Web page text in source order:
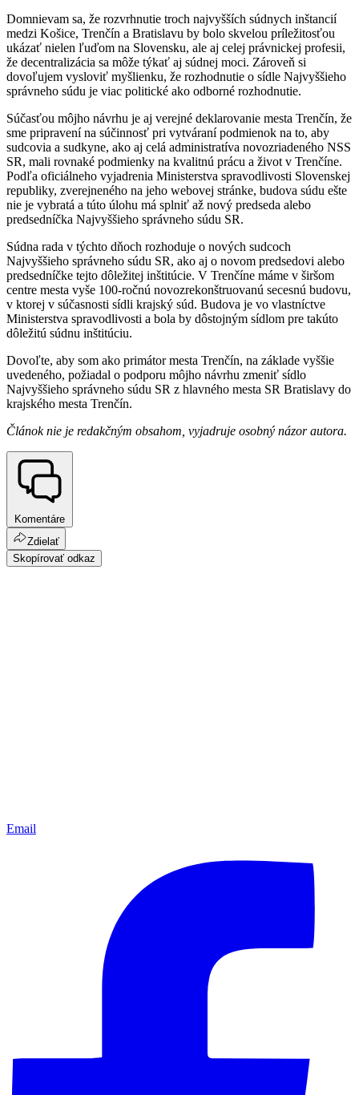
Domnievam sa, že rozvrhnutie troch najvyšších súdnych inštancií
medzi Košice, Trenčín a Bratislavu by bolo skvelou príležitosťou
ukázať nielen ľuďom na Slovensku, ale aj celej právnickej profesii,
že decentralizácia sa môže týkať aj súdnej moci. Zároveň si
dovoľujem vysloviť myšlienku, že rozhodnutie o sídle Najvyššieho
správneho súdu je viac politické ako odborné rozhodnutie.
Súčasťou môjho návrhu je aj verejné deklarovanie mesta Trenčín, že
sme pripravení na súčinnosť pri vytváraní podmienok na to, aby
sudcovia a sudkyne, ako aj celá administratíva novozriadeného NSS
SR, mali rovnaké podmienky na kvalitnú prácu a život v Trenčíne.
Podľa oficiálneho vyjadrenia Ministerstva spravodlivosti Slovenskej
republiky, zverejneného na jeho webovej stránke, budova súdu ešte
nie je vybratá a túto úlohu má splniť až nový predseda alebo
predsedníčka Najvyššieho správneho súdu SR.
Súdna rada v týchto dňoch rozhoduje o nových sudcoch
Najvyššieho správneho súdu SR, ako aj o novom predsedovi alebo
predsedníčke tejto dôležitej inštitúcie. V Trenčíne máme v širšom
centre mesta vyše 100-ročnú novozrekonštruovanú secesnú budovu,
v ktorej v súčasnosti sídli krajský súd. Budova je vo vlastníctve
Ministerstva spravodlivosti a bola by dôstojným sídlom pre takúto
dôležitú súdnu inštitúciu.
Dovoľte, aby som ako primátor mesta Trenčín, na základe vyššie
uvedeného, požiadal o podporu môjho návrhu zmeniť sídlo
Najvyššieho správneho súdu SR z hlavného mesta SR Bratislavy do
krajského mesta Trenčín.
Článok nie je redakčným obsahom, vyjadruje osobný názor autora.
Komentáre
Zdielať
Skopírovať odkaz
Email